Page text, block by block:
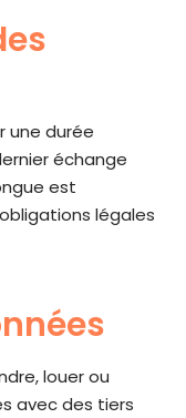
une durée
échange
est
légales
louer ou
avec des tiers